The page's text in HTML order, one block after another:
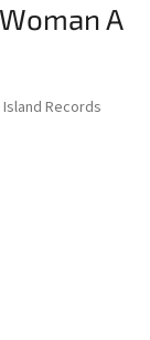
A
Island Records